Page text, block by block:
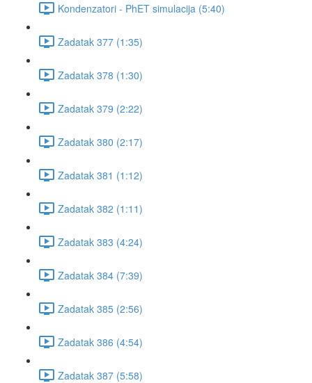
Kondenzatori - PhET simulacija (5:40)
Zadatak 377 (1:35)
Zadatak 378 (1:30)
Zadatak 379 (2:22)
Zadatak 380 (2:17)
Zadatak 381 (1:12)
Zadatak 382 (1:11)
Zadatak 383 (4:24)
Zadatak 384 (7:39)
Zadatak 385 (2:56)
Zadatak 386 (4:54)
Zadatak 387 (5:58)